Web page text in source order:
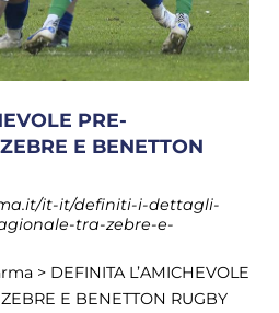
PRE-
E BENETTON
it-it/definiti-i-dettagli-
tra-zebre-e-
> DEFINITA L’AMICHEVOLE
E BENETTON RUGBY